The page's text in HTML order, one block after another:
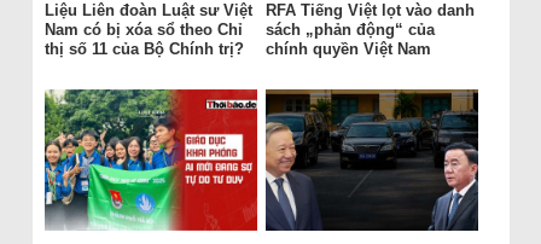
Liệu Liên đoàn Luật sư Việt
Nam có bị xóa sổ theo Chỉ
thị số 11 của Bộ Chính trị?
RFA Tiếng Việt lọt vào danh
sách „phản động“ của
chính quyền Việt Nam